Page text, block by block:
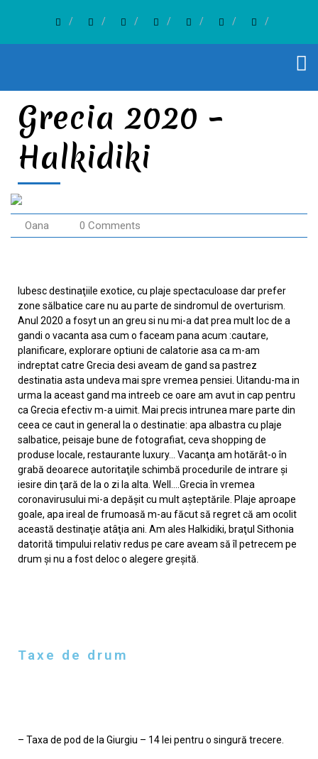
Grecia 2020 –
Halkidiki
Oana 0 Comments
Iubesc destinaţiile exotice, cu plaje spectaculoase dar prefer
zone sălbatice care nu au parte de sindromul de overturism.
Anul 2020 a fosyt un an greu si nu mi-a dat prea mult loc de a
gandi o vacanta asa cum o faceam pana acum :cautare,
planificare, explorare optiuni de calatorie asa ca m-am
indreptat catre Grecia desi aveam de gand sa pastrez
destinatia asta undeva mai spre vremea pensiei. Uitandu-ma in
urma la aceast gand ma intreeb ce oare am avut in cap pentru
ca Grecia efectiv m-a uimit. Mai precis intrunea mare parte din
ceea ce caut in general la o destinatie: apa albastra cu plaje
salbatice, peisaje bune de fotografiat, ceva shopping de
produse locale, restaurante luxury… Vacanţa am hotărât-o în
grabă deoarece autoritaţile schimbă procedurile de intrare şi
iesire din ţară de la o zi la alta. Well….Grecia în vremea
coronavirusului mi-a depăşit cu mult aşteptările. Plaje aproape
goale, apa ireal de frumoasă m-au făcut să regret că am ocolit
această destinaţie atâţia ani. Am ales Halkidiki, braţul Sithonia
datorită timpului relativ redus pe care aveam să îl petrecem pe
drum şi nu a fost deloc o alegere greşită.
Taxe de drum
– Taxa de pod de la Giurgiu – 14 lei pentru o singură trecere.